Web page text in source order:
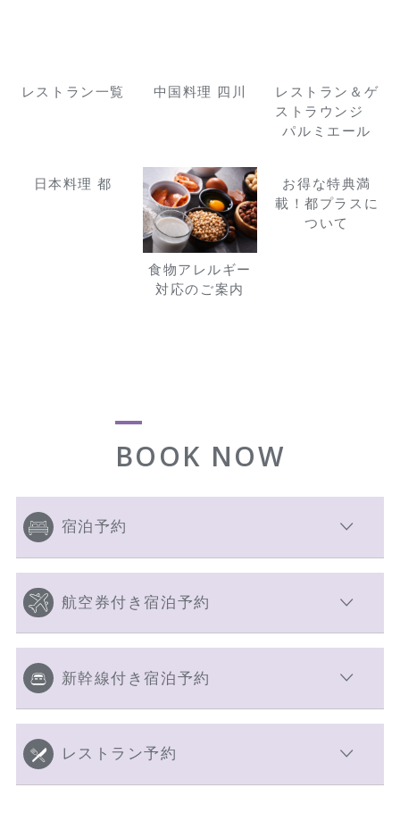
レストラン一覧 中国料理 四川
レストラン＆ゲ
ストラウンジ
パルミエール
日本料理 都
食物アレルギー
対応のご案内
お得な特典満
載！都プラスに
ついて
BOOK NOW
宿泊予約
航空券付き宿泊予約
新幹線付き宿泊予約
レストラン予約